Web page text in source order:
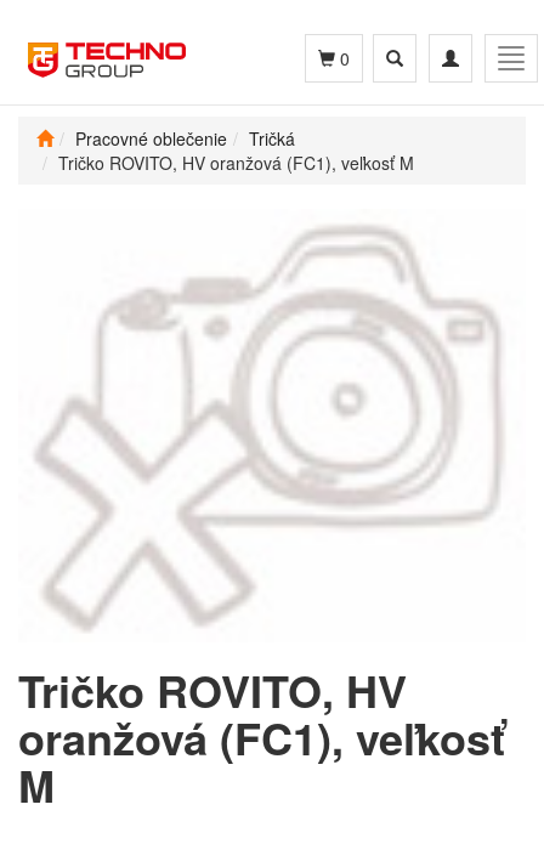
Toggle
navigation
Toggle
search
0
Pracovné oblečenie
Tričká
Tričko ROVITO, HV oranžová (FC1), veľkosť M
Tričko ROVITO, HV
oranžová (FC1), veľkosť
M